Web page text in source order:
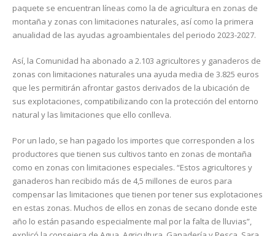
paquete se encuentran líneas como la de agricultura en zonas de
montaña y zonas con limitaciones naturales, así como la primera
anualidad de las ayudas agroambientales del periodo 2023-2027.
Así, la Comunidad ha abonado a 2.103 agricultores y ganaderos de
zonas con limitaciones naturales una ayuda media de 3.825 euros
que les permitirán afrontar gastos derivados de la ubicación de
sus explotaciones, compatibilizando con la protección del entorno
natural y las limitaciones que ello conlleva.
Por un lado, se han pagado los importes que corresponden a los
productores que tienen sus cultivos tanto en zonas de montaña
como en zonas con limitaciones especiales. “Estos agricultores y
ganaderos han recibido más de 4,5 millones de euros para
compensar las limitaciones que tienen por tener sus explotaciones
en estas zonas. Muchos de ellos en zonas de secano donde este
año lo están pasando especialmente mal por la falta de lluvias”,